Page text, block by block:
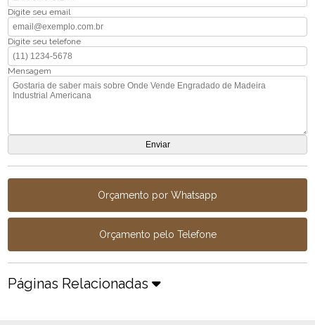
Digite seu email
Digite seu telefone
Mensagem
Orçamento por Whatsapp
Orçamento pelo Telefone
Páginas Relacionadas